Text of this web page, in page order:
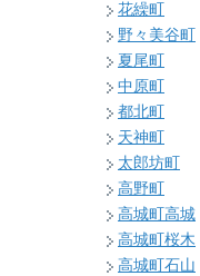
花繰町
野々美谷町
夏尾町
中原町
都北町
天神町
太郎坊町
高野町
高城町高城
高城町桜木
高城町石山